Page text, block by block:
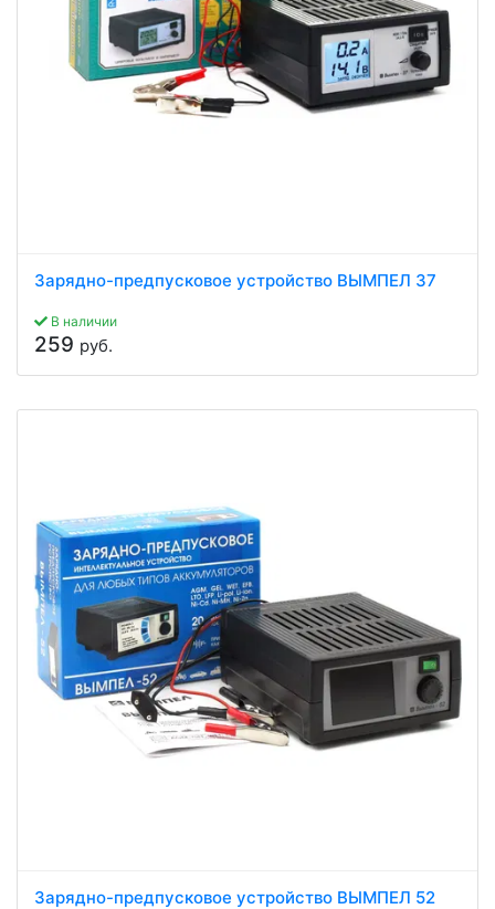
Зарядно-предпусковое устройство ВЫМПЕЛ 37
В наличии
259 руб.
Зарядно-предпусковое устройство ВЫМПЕЛ 52